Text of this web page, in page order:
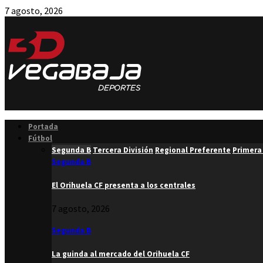
7 agosto, 2026
Portada
Fútbol
Segunda B Tercera División Regional Preferente
Segunda B
El Orihuela CF presenta a los centrales
7 agosto, 2026
Segunda B
La guinda al mercado del Orihuela CF